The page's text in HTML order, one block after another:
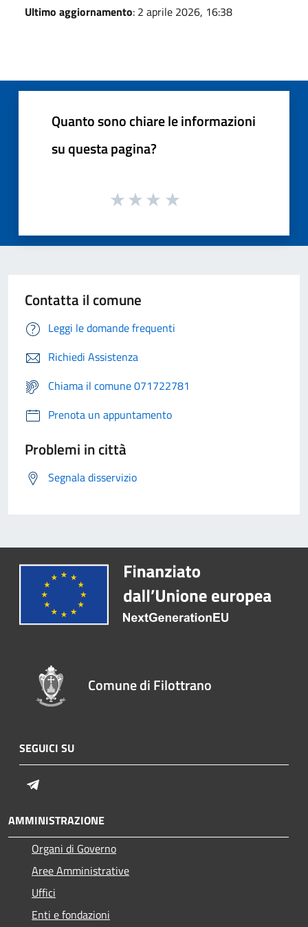
Ultimo aggiornamento: 2 aprile 2026, 16:38
Quanto sono chiare le informazioni
su questa pagina?
Contatta il comune
Leggi le domande frequenti
Richiedi Assistenza
Chiama il comune 071722781
Prenota un appuntamento
Problemi in città
Segnala disservizio
Comune di Filottrano
SEGUICI SU
AMMINISTRAZIONE
Organi di Governo
Aree Amministrative
Uffici
Enti e fondazioni